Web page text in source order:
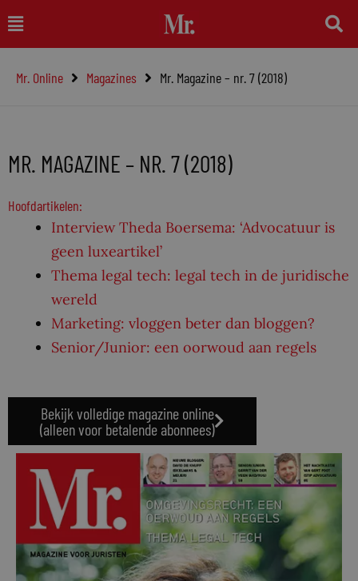
naar
inhoud
Main
Menu
Mr. Online Magazines Mr. Magazine – nr. 7 (2018)
MR. MAGAZINE – NR. 7 (2018)
Hoofdartikelen:
Interview Theda Boersema: ‘Advocatuur is
geen luxeartikel’
Thema legal tech: legal tech in de juridische
wereld
Marketing: vloggen beter dan bloggen?
Senior/Junior: een oorwoud aan regels
Bekijk volledige magazine online
(alleen voor betalende abonnees)